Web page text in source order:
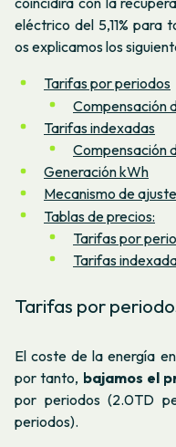
eléctrico del 5,11% para
os explicamos los
Tarifas por periodos
Compensación
Tarifas indexadas
Compensación
Generación kWh
Mecanismo de
Tablas de precios:
Tarifas por
Tarifas
Tarifas por
El coste de la energía
por tanto, bajamos el
por periodos (2.0TD
periodos).